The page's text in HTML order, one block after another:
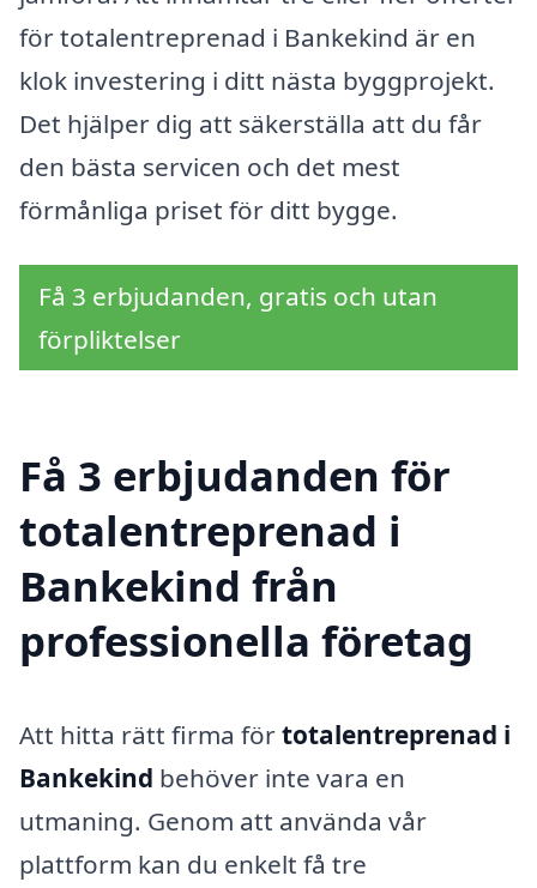
för totalentreprenad i Bankekind är en
klok investering i ditt nästa byggprojekt.
Det hjälper dig att säkerställa att du får
den bästa servicen och det mest
förmånliga priset för ditt bygge.
Få 3 erbjudanden, gratis och utan
förpliktelser
Få 3 erbjudanden för
totalentreprenad i
Bankekind från
professionella företag
Att hitta rätt firma förtotalentreprenad i
Bankekind behöver inte vara en
utmaning. Genom att använda vår
plattform kan du enkelt få tre